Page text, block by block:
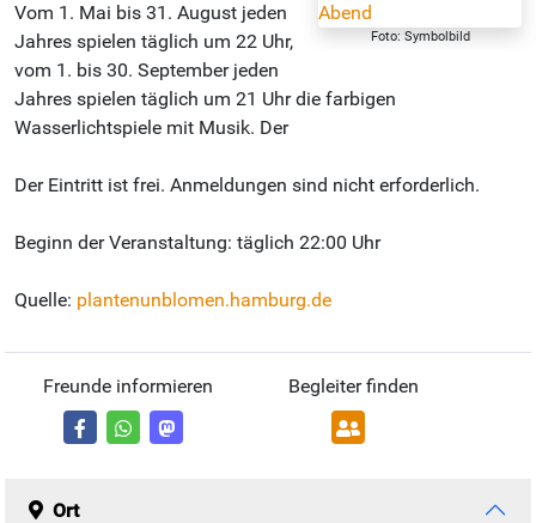
Foto: Symbolbild
Vom 1. Mai bis 31. August jeden
Jahres spielen täglich um 22 Uhr,
vom 1. bis 30. September jeden
Jahres spielen täglich um 21 Uhr die farbigen
Wasserlichtspiele mit Musik. Der
Der Eintritt ist frei. Anmeldungen sind nicht erforderlich.
Beginn der Veranstaltung: täglich 22:00 Uhr
Quelle: plantenunblomen.hamburg.de
Freunde informieren Begleiter finden
Ort